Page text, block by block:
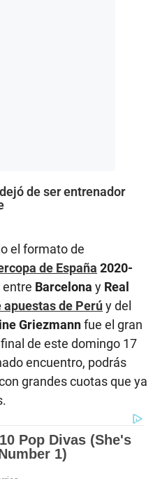
de ser entrenador
el formato de
de España 2020-
entre Barcelona y Real
apuestas de Perúy del
Griezmannfue el gran
de este domingo 17
encuentro, podrás
grandes cuotas que ya